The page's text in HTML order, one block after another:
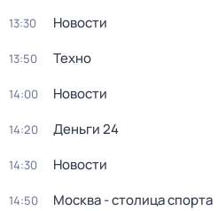
13:30 Новости
13:50 Техно
14:00 Новости
14:20 Деньги 24
14:30 Новости
14:50 Москва - столица спорта